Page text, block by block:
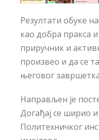
Резултати обуке
као добра пракса
приручник и
произвео и да се
његовог
Направљен је
Догађај се ширио
Политехничког